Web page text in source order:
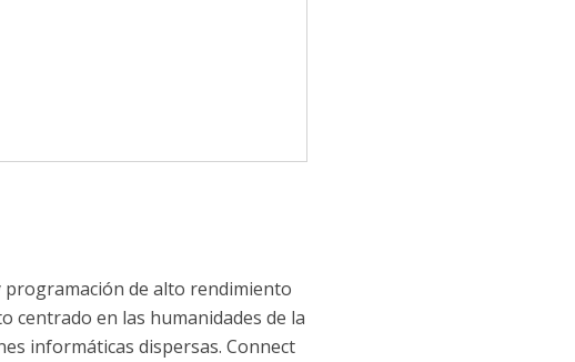
programación de alto rendimiento
centrado en las humanidades de la
informáticas dispersas. Connect